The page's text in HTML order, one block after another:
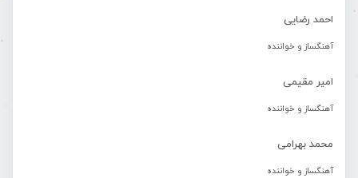
احمد رضایی
آهنگساز و خواننده
امیر مقیمی
آهنگساز و خواننده
محمد بهرامی
آهنگساز و خواننده